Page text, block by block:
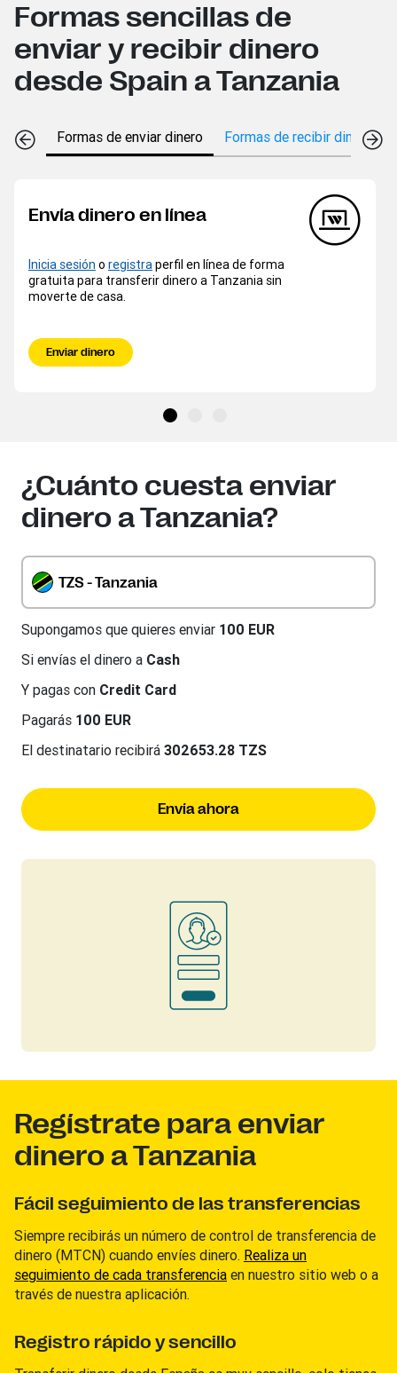
Formas sencillas de
enviar y recibir dinero
desde Spain a Tanzania
Formas de enviar dinero Formas de recibir dinero
Envía dinero en línea
Inicia sesión o registraperfil en línea de forma
gratuita para transferir dinero a Tanzania sin
moverte de casa.
Enviar dinero
¿Cuánto cuesta enviar
dinero a Tanzania?
TZS - Tanzania
Supongamos que quieres enviar 100 EUR
Si envías el dinero a Cash
Y pagas con Credit Card
Pagarás 100 EUR
El destinatario recibirá 302653.28 TZS
Envía ahora
Regístrate para enviar
dinero a Tanzania
Fácil seguimiento de las transferencias
Siempre recibirás un número de control de transferencia de
dinero (MTCN) cuando envíes dinero. Realiza un
seguimiento de cada transferencia en nuestro sitio web o a
través de nuestra aplicación.
Registro rápido y sencillo